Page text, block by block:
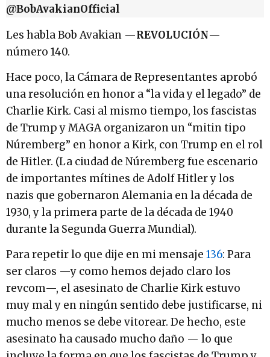
@BobAvakianOfficial
Les habla Bob Avakian —REVOLUCIÓN—
número 140.
Hace poco, la Cámara de Representantes aprobó
una resolución en honor a “la vida y el legado” de
Charlie Kirk. Casi al mismo tiempo, los fascistas
de Trump y MAGA organizaron un “mitin tipo
Núremberg” en honor a Kirk, con Trump en el rol
de Hitler. (La ciudad de Núremberg fue escenario
de importantes mítines de Adolf Hitler y los
nazis que gobernaron Alemania en la década de
1930, y la primera parte de la década de 1940
durante la Segunda Guerra Mundial).
Para repetir lo que dije en mi mensaje 136: Para
ser claros —y como hemos dejado claro los
revcom—, el asesinato de Charlie Kirk estuvo
muy mal y en ningún sentido debe justificarse, ni
mucho menos se debe vitorear. De hecho, este
asesinato ha causado mucho daño — lo que